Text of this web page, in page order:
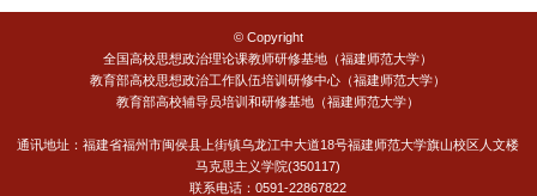
© Copyright
全国高校思想政治理论课教师研修基地（福建师范大学）
教育部高校思想政治工作队伍培训研修中心（福建师范大学）
教育部高校辅导员培训和研修基地（福建师范大学）
通讯地址：福建省福州市闽侯县上街镇乌龙江中大道18号福建师范大学旗山校区人文楼
马克思主义学院(350117)
联系电话：0591-22867822